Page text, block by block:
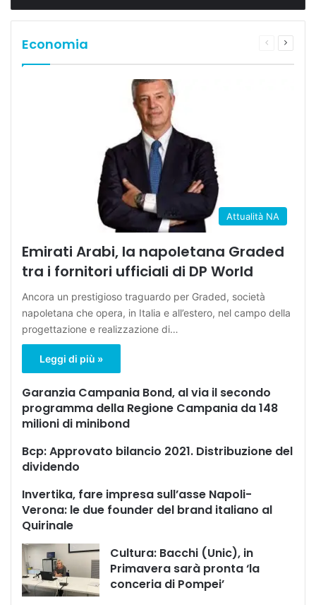
Economia
Pagina
Attualità NA
Emirati Arabi, la napoletana Graded
tra i fornitori ufficiali di DP World
Ancora un prestigioso traguardo per Graded, società
napoletana che opera, in Italia e all’estero, nel campo della
progettazione e realizzazione di…
Leggi di più »
Garanzia Campania Bond, al via il secondo
programma della Regione Campania da 148
milioni di minibond
Bcp: Approvato bilancio 2021. Distribuzione del
dividendo
Invertika, fare impresa sull’asse Napoli-
Verona: le due founder del brand italiano al
Quirinale
Cultura: Bacchi (Unic), in
Primavera sarà pronta ‘la
conceria di Pompei’